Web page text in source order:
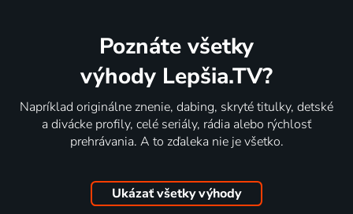
Poznáte všetky
výhody Lepšia.TV?
Napríklad originálne znenie, dabing, skryté titulky, detské
a divácke profily, celé seriály, rádia alebo rýchlosť
prehrávania. A to zďaleka nie je všetko.
Ukázať všetky výhody